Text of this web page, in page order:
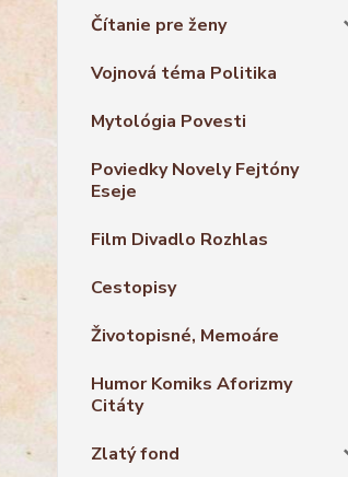
Čítanie pre ženy
Vojnová téma Politika
Mytológia Povesti
Poviedky Novely Fejtóny
Eseje
Film Divadlo Rozhlas
Cestopisy
Životopisné, Memoáre
Humor Komiks Aforizmy
Citáty
Zlatý fond